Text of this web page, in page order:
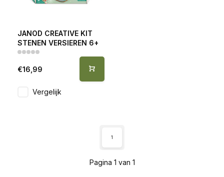
JANOD CREATIVE KIT
STENEN VERSIEREN 6+
€16,99
Vergelijk
Pagina 1 van 1
1